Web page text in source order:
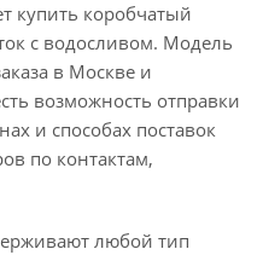
купить коробчатый
с водосливом. Модель
в Москве и
возможность отправки
и способах поставок
по контактам,
любой тип